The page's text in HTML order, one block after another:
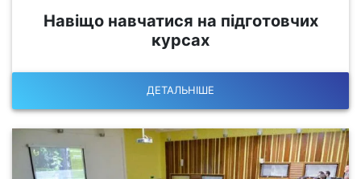
Навіщо навчатися на підготовчих
курсах
ДЕТАЛЬНІШЕ